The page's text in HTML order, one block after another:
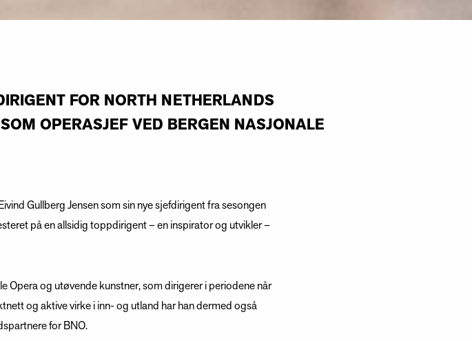
FOR NORTH NETHERLANDS
OPERASJEF VED BERGEN NASJONALE
Gullberg Jensen som sin nye sjefdirigent fra sesongen
på en allsidig toppdirigent – en inspirator og utvikler –
Opera og utøvende kunstner, som dirigerer i periodene når
og aktive virke i inn- og utland har han dermed også
for BNO.